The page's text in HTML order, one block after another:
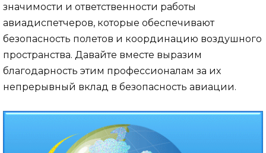
значимости и ответственности работы
авиадиспетчеров, которые обеспечивают
безопасность полетов и координацию воздушного
пространства. Давайте вместе выразим
благодарность этим профессионалам за их
непрерывный вклад в безопасность авиации.